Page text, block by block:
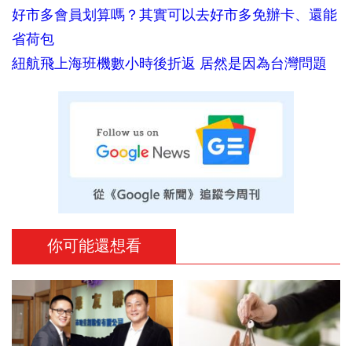
好市多會員划算嗎？其實可以去好市多免辦卡、還能
省荷包
紐航飛上海班機數小時後折返 居然是因為台灣問題
你可能還想看